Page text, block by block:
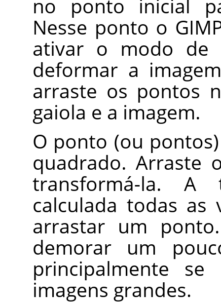
no ponto inicial
Nesse ponto o
ativar o modo de
deformar a imagem
arraste os pontos
gaiola e a imagem.
O ponto (ou
quadrado. Arraste
transformá-la. A
calculada todas as
arrastar um
demorar um
principalmente
imagens grandes.